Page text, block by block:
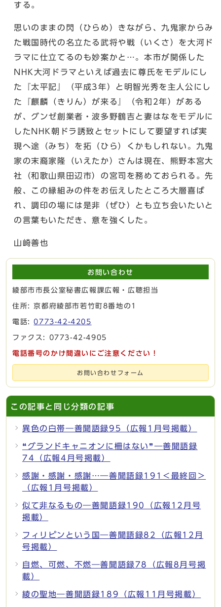
する。
思いのままの閃（ひらめ）きながら、九鬼家からみ
た戦国時代の名立たる武将や戦（いくさ）を大河ド
ラマに仕立てるのも妙案かと…。本市が関係した
NHK大河ドラマといえば過去に尊氏をモデルにし
た『太平記』（平成3年）と明智光秀を主人公にし
た『麒麟（きりん）が来る』（令和2年）がある
が、グンゼ創業者・波多野鶴吉と妻はなをモデルに
したNHK朝ドラ誘致とセットにして要望すれば実
現へ途（みち）を拓（ひら）くかもしれない。九鬼
家の末裔家隆（いえたか）さんは現在、熊野本宮大
社（和歌山県田辺市）の宮司を務めておられる。先
般、この縁組みの件をお伝えしたところ大層喜ば
れ、調印の場には是非（ぜひ）とも立ち会いたいと
の言葉もいただき、意を強くした。
山崎善也
お問い合わせ
綾部市市長公室秘書広報課広報・広聴担当
住所: 京都府綾部市若竹町8番地の1
電話:0773-42-4205
ファクス: 0773-42-4905
電話番号のかけ間違いにご注意ください！
お問い合わせフォーム
この記事と同じ分類の記事
異色の白帯―善聞語録95（広報1月号掲載）
❝グランドキャニオンに柵はない❞―善聞語録
74（広報4月号掲載）
感謝・感謝・感謝…―善聞語録191＜最終回＞
（広報1月号掲載）
似て非なるもの―善聞語録190（広報12月号
掲載）
フィリピンという国―善聞語録82（広報12月
号掲載）
自燃、可燃、不燃―善聞語録78（広報8月号掲
載）
綾の聖地―善聞語録189（広報11月号掲載）